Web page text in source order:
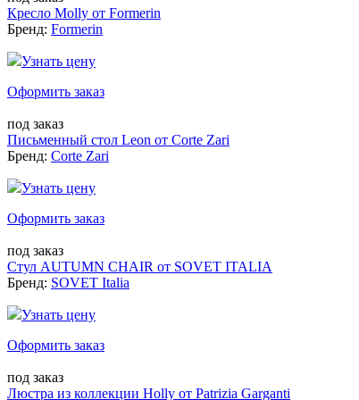
Кресло Molly от Formerin
Бренд: Formerin
Узнать цену
Оформить заказ
под заказ
Письменный стол Leon от Corte Zari
Бренд: Corte Zari
Узнать цену
Оформить заказ
под заказ
Стул AUTUMN CHAIR от SOVET ITALIA
Бренд: SOVET Italia
Узнать цену
Оформить заказ
под заказ
Люстра из коллекции Holly от Patrizia Garganti